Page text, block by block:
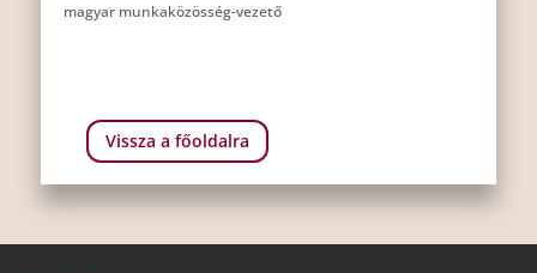
magyar munkaközösség-vezető
Vissza a főoldalra